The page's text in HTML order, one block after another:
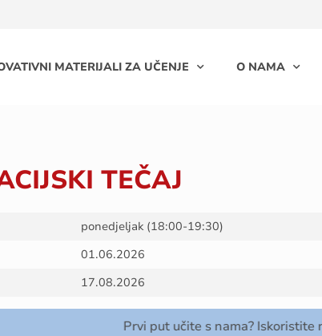
MATERIJALI ZA UČENJE O NAMA
TEČAJ
ponedjeljak (18:00-19:30)
01.06.2026
17.08.2026
Prvi put učite s nama? Iskoristite naš